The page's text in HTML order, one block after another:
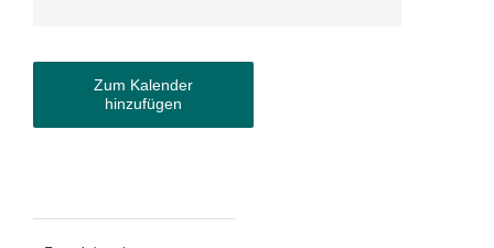
Zum Kalender
hinzufügen